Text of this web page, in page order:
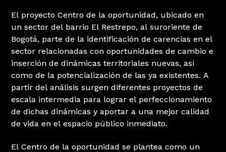
El proyecto Centro de la oportunidad, ubicado en
un sector del barrio El Restrepo, al suroriente de
Bogotá, parte de la identificación de carencias en el
sector relacionadas con oportunidades de cambio e
inserción de dinámicas territoriales nuevas, así
como de la potencialización de las ya existentes. A
partir del análisis surgen diferentes proyectos de
escala intermedia para lograr el perfeccionamiento
de dichas dinámicas y aportar a una mejor calidad
de vida en el espacio público inmediato.
El Centro de la oportunidad se plantea como un